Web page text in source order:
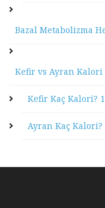
Bazal Metabolizma
Kefir vs Ayran Kalori
Kefir Kaç Kalori?
Ayran Kaç